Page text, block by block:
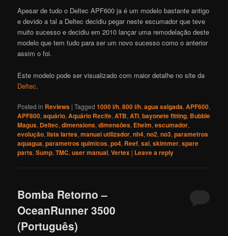
Apesar de tudo o Deltec APF600 ja é um modelo bastante antigo
e devido a tal a Deltec decidiu pegar neste escumador que teve
muito sucesso e decidiu em 2010 lançar uma remodelação deste
modelo que tem tudo para ser um novo sucesso como o anterior
assim o foi.
Este modelo pode ser visualizado com maior detalhe no site da
Deltec.
Posted in Reviews |Tagged 1000 l/h,800 l/h,agua salgada,APF600,
APF800,aquário,Aquário Recife,ATB,ATI,bayonete fitting, Bubble
Magus, Deltec,dimensions,dimensões, Eheim,escumador,
evolução,lista lartes,manual utilizador,nh4,no2,no3,parametros
aquagua,parametros quimicos,po4, Reef,sal,skimmer,spare
parts,Sump,TMC,user manual,Vertex | Leave a reply
Bomba Retorno –
OceanRunner 3500
(Português)